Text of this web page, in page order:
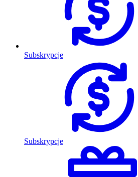
Subskrypcje
Subskrypcje